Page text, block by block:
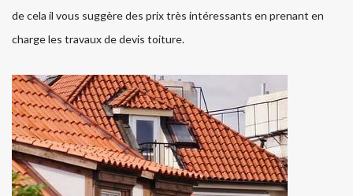
de cela il vous suggère des prix très intéressants en prenant en
charge les travaux de devis toiture.